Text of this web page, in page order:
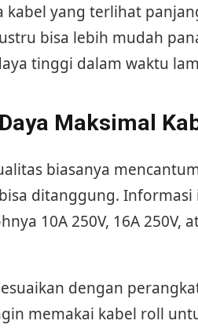
kabel yang terlihat
bisa lebih mudah
tinggi dalam waktu
Maksimal
biasanya
ditanggung.
10A 250V, 16A 250V,
dengan
memakai kabel roll